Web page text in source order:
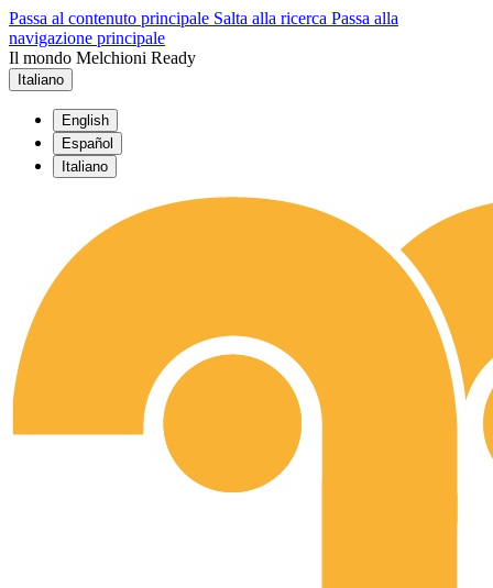
Passa al contenuto principale Salta alla ricerca Passa alla
navigazione principale
Il mondo Melchioni Ready
Italiano
English
Español
Italiano